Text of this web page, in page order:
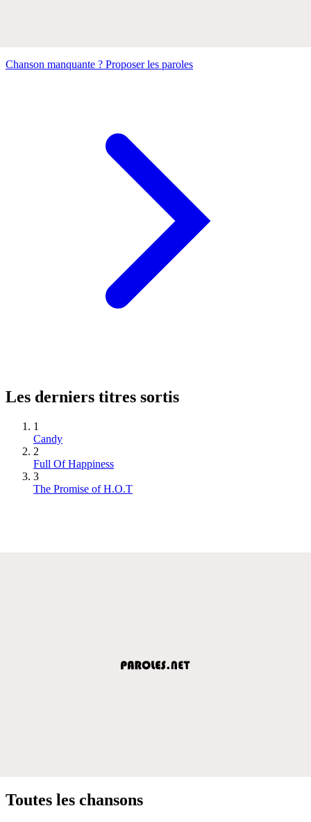
Chanson manquante ? Proposer les paroles
Les derniers titres sortis
1
Candy
2
Full Of Happiness
3
The Promise of H.O.T
Toutes les chansons